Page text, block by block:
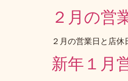
２月の営
２月の営業日と店
新年１月